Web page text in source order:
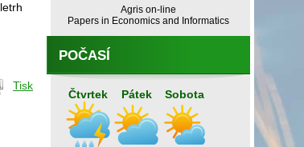
Tisk
Agris on-line
Papers in Economics and Informatics
POČASÍ
Čtvrtek Pátek Sobota